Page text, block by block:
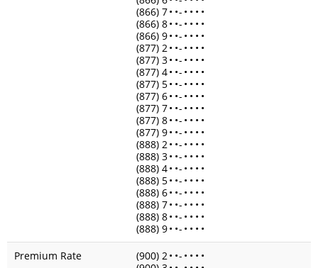
(866) 7• •- • • • •
(866) 8• •- • • • •
(866) 9• •- • • • •
(877) 2• •- • • • •
(877) 3• •- • • • •
(877) 4• •- • • • •
(877) 5• •- • • • •
(877) 6• •- • • • •
(877) 7• •- • • • •
(877) 8• •- • • • •
(877) 9• •- • • • •
(888) 2• •- • • • •
(888) 3• •- • • • •
(888) 4• •- • • • •
(888) 5• •- • • • •
(888) 6• •- • • • •
(888) 7• •- • • • •
(888) 8• •- • • • •
(888) 9• •- • • • •
Premium Rate
(900) 2• •- • • • •